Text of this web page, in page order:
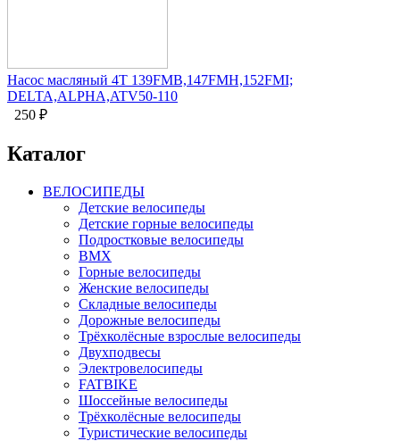
Насос масляный 4Т 139FMB,147FMH,152FMI;
DELTA,ALPHA,ATV50-110
250 ₽
Каталог
ВЕЛОСИПЕДЫ
Детские велосипеды
Детские горные велосипеды
Подростковые велосипеды
BMX
Горные велосипеды
Женские велосипеды
Складные велосипеды
Дорожные велосипеды
Трёхколёсные взрослые велосипеды
Двухподвесы
Электровелосипеды
FATBIKE
Шоссейные велосипеды
Трёхколёсные велосипеды
Туристические велосипеды